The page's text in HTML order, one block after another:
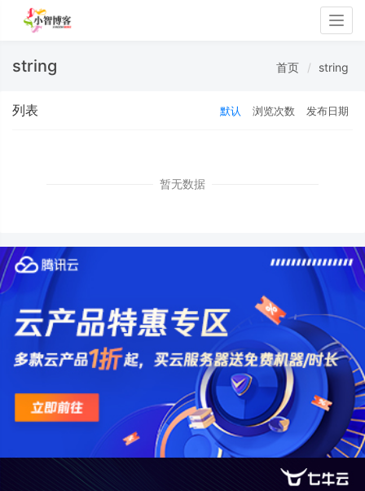
string 首页 string
列表 默认 浏览次数 发布日期
暂无数据